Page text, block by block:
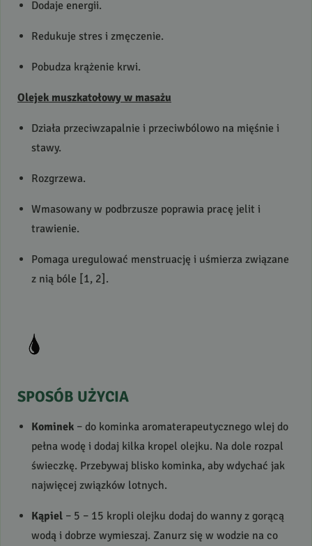
Dodaje energii.
Redukuje stres i zmęczenie.
Pobudza krążenie krwi.
Olejek muszkatołowy w masażu
Działa przeciwzapalnie i przeciwbólowo na mięśnie i
stawy.
Rozgrzewa.
Wmasowany w podbrzusze poprawia pracę jelit i
trawienie.
Pomaga uregulować menstruację i uśmierza związane
z nią bóle [1, 2].
SPOSÓB UŻYCIA
Kominek – do kominka aromaterapeutycznego wlej do
pełna wodę i dodaj kilka kropel olejku. Na dole rozpal
świeczkę. Przebywaj blisko kominka, aby wdychać jak
najwięcej związków lotnych.
Kąpiel – 5 – 15 kropli olejku dodaj do wanny z gorącą
wodą i dobrze wymieszaj. Zanurz się w wodzie na co